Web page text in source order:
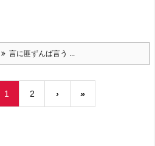
言に匪ずんば言う ...
1 2 › »